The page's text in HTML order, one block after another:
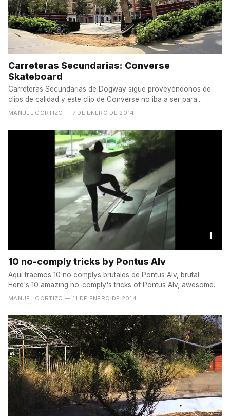
Carreteras Secundarias: Converse
Skateboard
Carreteras Secundarias de Dogway sigue proveyéndonos de
clips de calidad y este clip de Converse no iba a ser para...
MANUEL CORTIZO — 7 DE ENERO DE 2014
10 no-comply tricks by Pontus Alv
Aquí traemos 10 no complys brutales de Pontus Alv, brutal.
Here's 10 amazing no-comply's tricks of Pontus Alv, awesome.
MANUEL CORTIZO — 11 DE ENERO DE 2014